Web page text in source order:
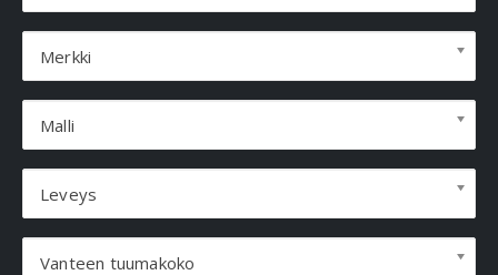
Merkki
Malli
Leveys
Vanteen tuumakoko